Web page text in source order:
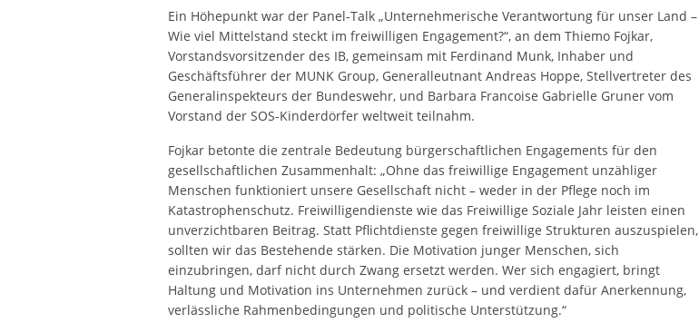
Ein Höhepunkt war der Panel-Talk „Unternehmerische Verantwortung für unser Land –
Wie viel Mittelstand steckt im freiwilligen Engagement?“, an dem Thiemo Fojkar,
Vorstandsvorsitzender des IB, gemeinsam mit Ferdinand Munk, Inhaber und
Geschäftsführer der MUNK Group, Generalleutnant Andreas Hoppe, Stellvertreter des
Generalinspekteurs der Bundeswehr, und Barbara Francoise Gabrielle Gruner vom
Vorstand der SOS-Kinderdörfer weltweit teilnahm.
Fojkar betonte die zentrale Bedeutung bürgerschaftlichen Engagements für den
gesellschaftlichen Zusammenhalt: „Ohne das freiwillige Engagement unzähliger
Menschen funktioniert unsere Gesellschaft nicht – weder in der Pflege noch im
Katastrophenschutz. Freiwilligendienste wie das Freiwillige Soziale Jahr leisten einen
unverzichtbaren Beitrag. Statt Pflichtdienste gegen freiwillige Strukturen auszuspielen,
sollten wir das Bestehende stärken. Die Motivation junger Menschen, sich
einzubringen, darf nicht durch Zwang ersetzt werden. Wer sich engagiert, bringt
Haltung und Motivation ins Unternehmen zurück – und verdient dafür Anerkennung,
verlässliche Rahmenbedingungen und politische Unterstützung.“